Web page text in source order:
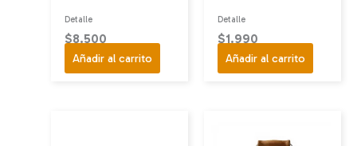
Detalle
$8.500
Añadir al carrito
Detalle
$1.990
Añadir al carrito